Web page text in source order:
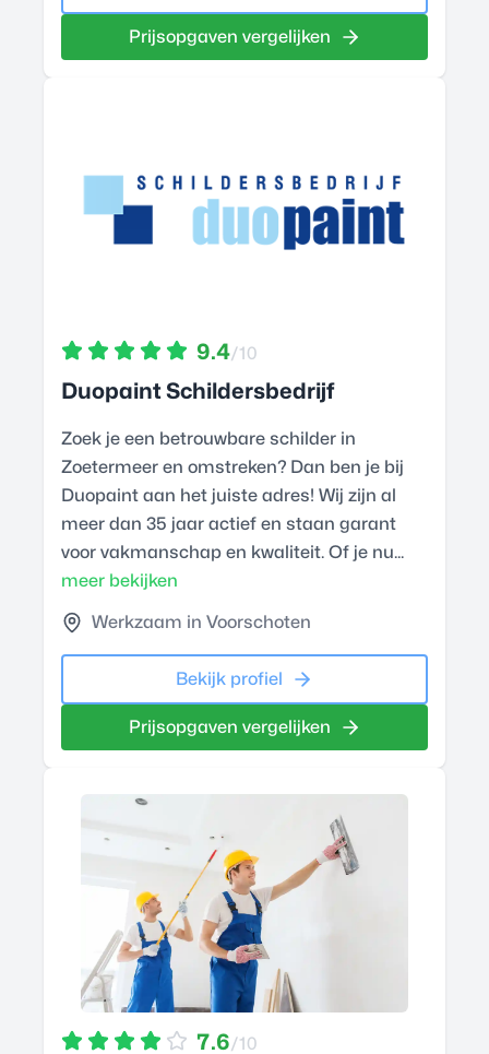
Prijsopgaven vergelijken
9.4/10
Duopaint Schildersbedrijf
Zoek je een betrouwbare schilder in
Zoetermeer en omstreken? Dan ben je bij
Duopaint aan het juiste adres! Wij zijn al
meer dan 35 jaar actief en staan garant
voor vakmanschap en kwaliteit. Of je nu...
meer bekijken
Werkzaam in Voorschoten
Bekijk profiel
Prijsopgaven vergelijken
7.6/10